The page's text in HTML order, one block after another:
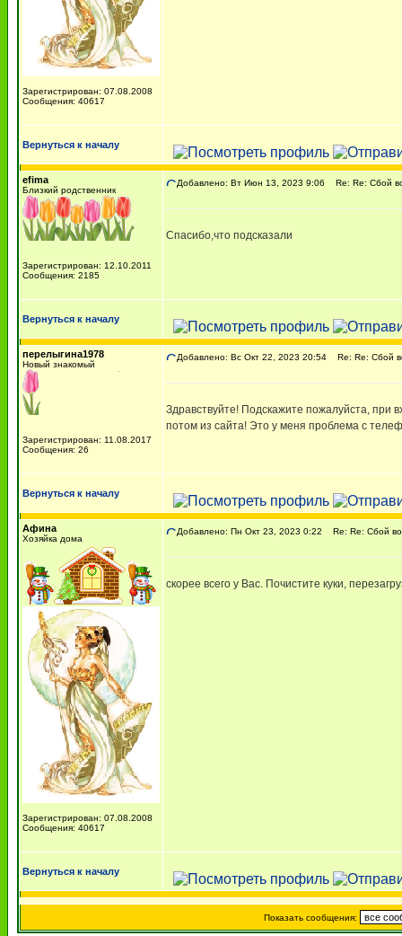
Зарегистрирован: 07.08.2008
Сообщения: 40617
Вернуться к началу
efima
Близкий родственник
Зарегистрирован: 12.10.2011
Сообщения: 2185
Добавлено: Вт Июн 13, 2023 9:06 Re: Re: Сбой
Спасибо,что подсказали
Вернуться к началу
перелыгина1978
Новый знакомый
Зарегистрирован: 11.08.2017
Сообщения: 26
Добавлено: Вс Окт 22, 2023 20:54 Re: Re: Сбой
Здравствуйте! Подскажите пожалуйста, при
потом из сайта! Это у меня проблема с
Вернуться к началу
Афина
Хозяйка дома
Зарегистрирован: 07.08.2008
Сообщения: 40617
Добавлено: Пн Окт 23, 2023 0:22 Re: Re: Сбой
скорее всего у Вас. Почистите куки,
Вернуться к началу
Показать сообщения: